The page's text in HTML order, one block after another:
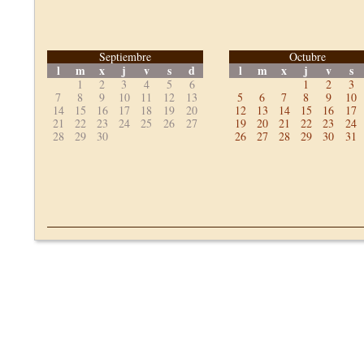
Septiembre
l m x j v s d
1 2 3 4 5
6
7
8 9 10 11 12
13
14
15 16 17 18 19
20
21
22 23 24 25 26
27
28
29 30
Octubre
l m x j v s
1 2
3
5
6 7 8 9
10
12
13 14 15 16
17
19
20 21 22 23
24
26
27 28 29 30 31